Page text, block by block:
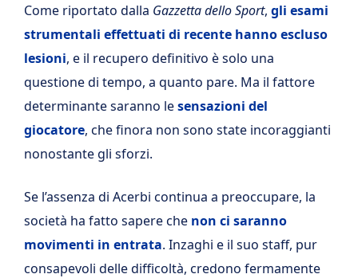
Come riportato dalla Gazzetta dello Sport, gli esami
strumentali effettuati di recente hanno escluso
lesioni, e il recupero definitivo è solo una
questione di tempo, a quanto pare. Ma il fattore
determinante saranno lesensazioni del
giocatore, che finora non sono state incoraggianti
nonostante gli sforzi.
Se l’assenza di Acerbi continua a preoccupare, la
società ha fatto sapere che non ci saranno
movimenti in entrata. Inzaghi e il suo staff, pur
consapevoli delle difficoltà, credono fermamente